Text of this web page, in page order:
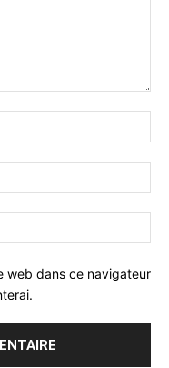
:*
:*
:
web dans ce navigateur